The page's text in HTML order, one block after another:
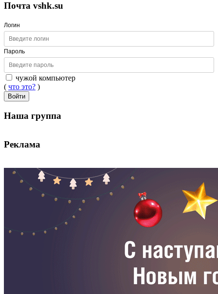
Почта vshk.su
Логин
Пароль
чужой компьютер
( что это? )
Войти
Наша группа
Реклама